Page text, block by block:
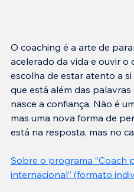
O coaching é a arte de
acelerado da vida e ouvir o
escolha de estar atento a
que está além das
nasce a confiança. Não é
mas uma nova forma de
está na resposta, mas no
Sobre o programa “Coach
internacional” (formato